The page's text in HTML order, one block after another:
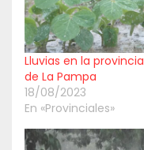
Lluvias en la provincia
de La Pampa
18/08/2023
En «Provinciales»